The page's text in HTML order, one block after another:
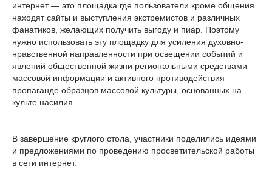
интернет — это площадка где пользователи кроме общения
находят сайты и выступления экстремистов и различных
фанатиков, желающих получить выгоду и пиар. Поэтому
нужно использовать эту площадку для усиления духовно-
нравственной направленности при освещении событий и
явлений общественной жизни региональными средствами
массовой информации и активного противодействия
пропаганде образцов массовой культуры, основанных на
культе насилия.
В завершение круглого стола, участники поделились идеями
и предложениями по проведению просветительской работы
в сети интернет.